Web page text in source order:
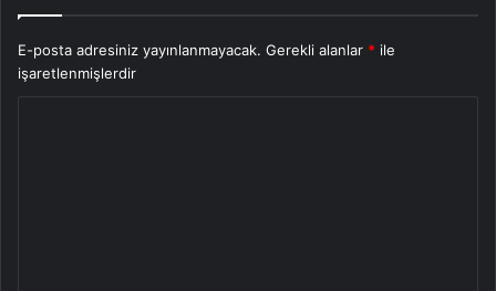
E-posta adresiniz yayınlanmayacak. Gerekli alanlar * ile
işaretlenmişlerdir